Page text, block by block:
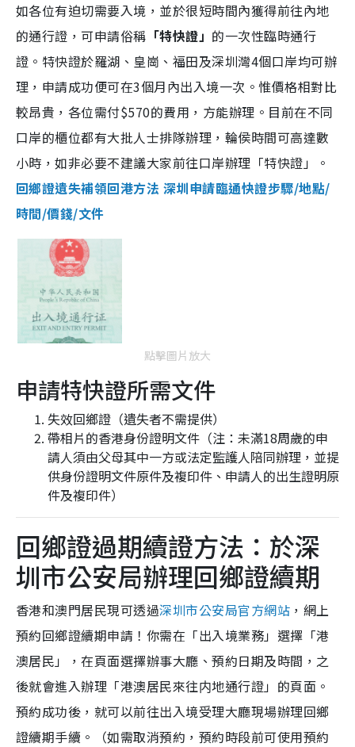
如各位有迫切需要入境，並於很短時間內獲得前往內地
的通行證，可申請俗稱 「特快證」 的一次性臨時通行
證。特快證於羅湖、皇崗、福田及深圳灣4個口岸均可辦
理，申請成功便可在3個月內出入境一次。惟價格相對比
較昂貴，各位需付$570的費用，方能辦理。目前在不同
口岸的櫃位都有大批人士排隊辦理，輪侯時間可高達數
小時，如非必要不建議大家前往口岸辦理「特快證」。
回鄉證遺失補領回港方法 深圳申請臨通快證步驟/地點/
時間/價錢/文件
點擊圖片放大
申請特快證所需文件
失效回鄉證（遺失者不需提供）
帶相片的香港身份證明文件（注：未滿18周歲的申
請人須由父母其中一方或法定監護人陪同辦理，並提
供身份證明文件原件及複印件、申請人的出生證明原
件及複印件）
回鄉證過期續證方法：於深
圳市公安局辦理回鄉證續期
香港和澳門居民現可透過深圳市公安局官方網站 ，網上
預約回鄉證續期申請！你需在「出入境業務」選擇「港
澳居民」，在頁面選擇辦事大廳、預約日期及時間，之
後就會進入辦理「港澳居民來往内地通行證」的頁面。
預約成功後，就可以前往出入境受理大廳現場辦理回鄉
證續期手續。（如需取消預約，預約時段前可使用預約